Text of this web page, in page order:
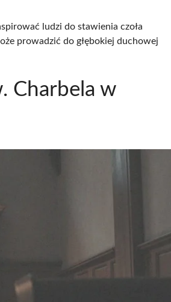
ludzi do stawienia czoła
prowadzić do głębokiej duchowej
Charbela w